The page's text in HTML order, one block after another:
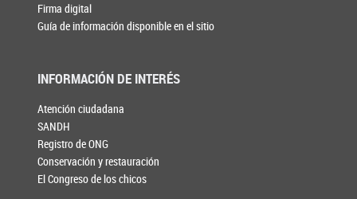
Firma digital
Guía de información disponible en el sitio
INFORMACIÓN DE INTERÉS
Atención ciudadana
SANDH
Registro de ONG
Conservación y restauración
El Congreso de los chicos